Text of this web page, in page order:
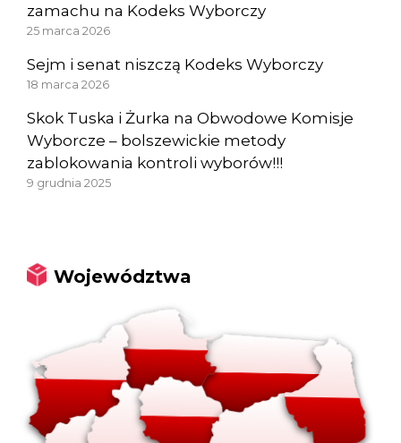
zamachu na Kodeks Wyborczy
25 marca 2026
Sejm i senat niszczą Kodeks Wyborczy
18 marca 2026
Skok Tuska i Żurka na Obwodowe Komisje
Wyborcze – bolszewickie metody
zablokowania kontroli wyborów!!!
9 grudnia 2025
Województwa